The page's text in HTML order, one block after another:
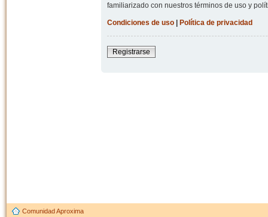
familiarizado con nuestros términos de uso y
Condiciones de uso| Política de privacidad
Registrarse
Comunidad Aproxima